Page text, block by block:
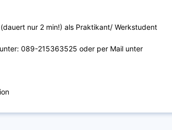
nur 2 min!) als Praktikant/ Werkstudent
089-215363525 oder per Mail unter